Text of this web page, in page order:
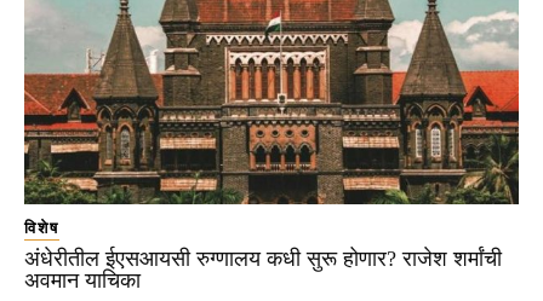
विशेष
अंधेरीतील ईएसआयसी रुग्णालय कधी सुरू होणार? राजेश शर्मांची
अवमान याचिका